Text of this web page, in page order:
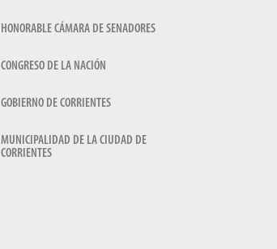
HONORABLE CÁMARA DE SENADORES
CONGRESO DE LA NACIÓN
GOBIERNO DE CORRIENTES
MUNICIPALIDAD DE LA CIUDAD DE
CORRIENTES